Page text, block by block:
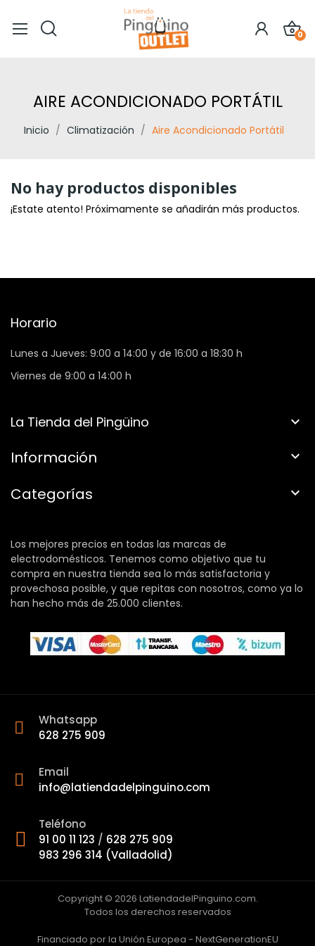
0
AIRE ACONDICIONADO PORTÁTIL
Inicio Climatización Aire Acondicionado Portátil
No hay productos disponibles
¡Estate atento! Próximamente se añadirán más productos.
Horario
Lunes a Jueves: 9:00 a 14:00 y de 16:00 a 18:30 h
Viernes de 9:00 a 14:00 h
La Tienda del Pingüino 
Información 
Categorías 
Los mejores precios en todas las marcas de
electrodomésticos. Tenemos como objetivo que tu
compra en nuestra tienda sea lo más satisfactoria y
provechosa posible, y que repitas con nosotros, como ya lo
han hecho más de 25.000 clientes.
Whatsapp
628 275 909
Email
info@latiendadelpinguino.com
Teléfono
91 00 11 123 / 628 275 909
983 296 314 (Valladolid)
Copyright © 2026 LatiendadelPinguino.com.
Todos los derechos reservados
Financiado por la Unión Europea - NextGenerationEU